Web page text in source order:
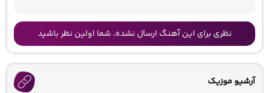
نظری برای این آهنگ ارسال نشده، شما اولین نظر باشید
آرشیو موزیک